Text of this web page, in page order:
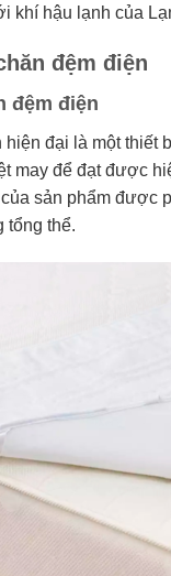
khí hậu lạnh của
đệm điện
đệm điện
hiện đại là một
may để đạt được
sản phẩm được
tổng thể.